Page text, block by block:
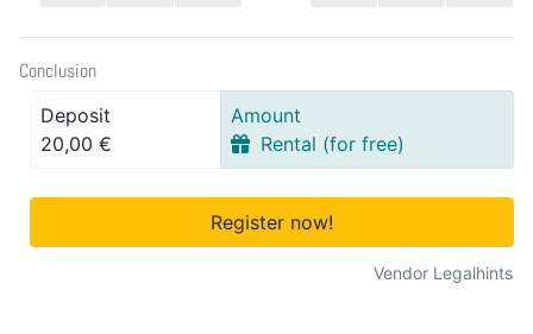
Conclusion
Deposit
20,00 €
Amount
Rental (for free)
Register now!
Vendor Legalhints